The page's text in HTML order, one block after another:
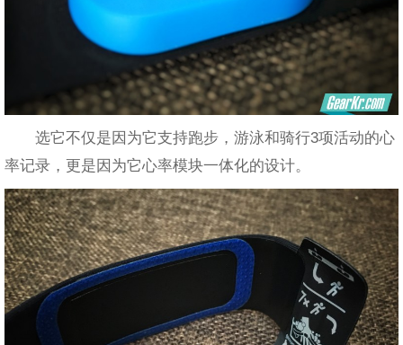
选它不仅是因为它支持跑步，游泳和骑行3项活动的心
率记录，更是因为它心率模块一体化的设计。